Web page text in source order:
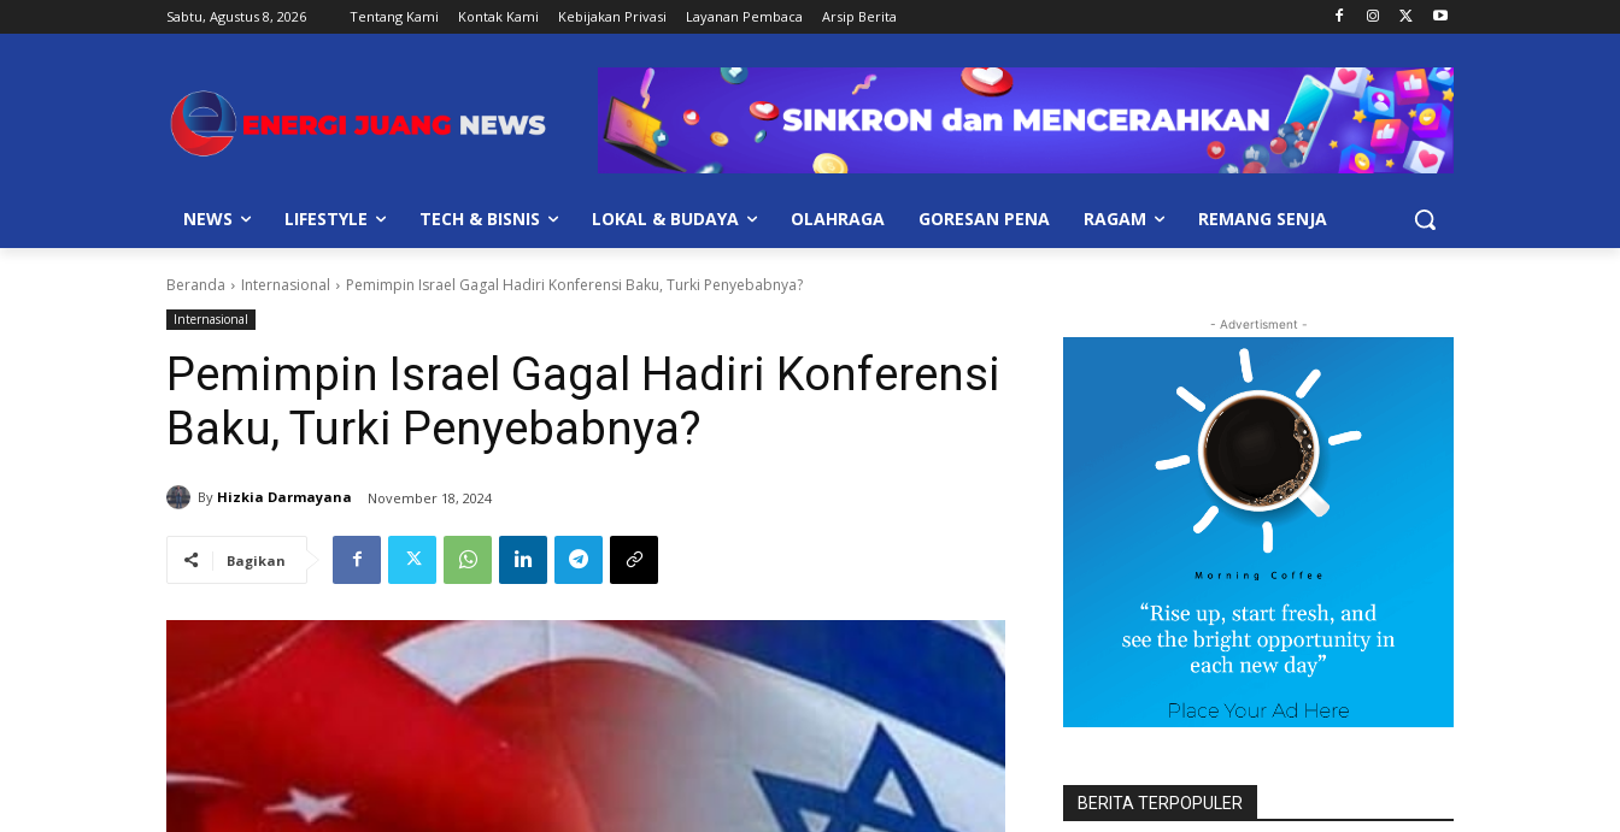
Sabtu, Agustus 8, 2026 Tentang Kami Kontak Kami Kebijakan Privasi Layanan Pembaca Arsip Berita
NEWS LIFESTYLE TECH & BISNIS LOKAL & BUDAYA OLAHRAGA GORESAN PENA RAGAM REMANG SENJA
Beranda Internasional Pemimpin Israel Gagal Hadiri Konferensi Baku, Turki Penyebabnya?
Internasional
Pemimpin Israel Gagal Hadiri Konferensi
Baku, Turki Penyebabnya?
By Hizkia Darmayana November 18, 2024
Bagikan
- Advertisment -
BERITA TERPOPULER